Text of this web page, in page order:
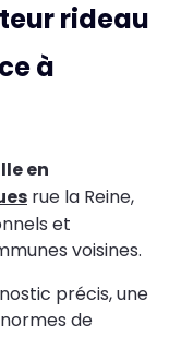
rideau
à
en
rue la Reine,
et
voisines.
précis, une
de